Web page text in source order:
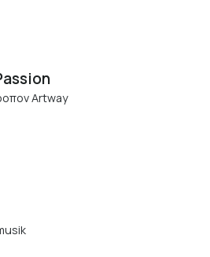
Artway